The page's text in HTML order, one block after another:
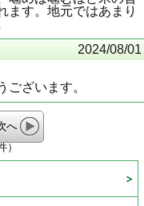
ます。地元ではあまり
2024/08/01
ございます。
へ
）